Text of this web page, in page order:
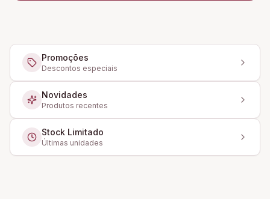
Promoções
Descontos especiais
Novidades
Produtos recentes
Stock Limitado
Últimas unidades